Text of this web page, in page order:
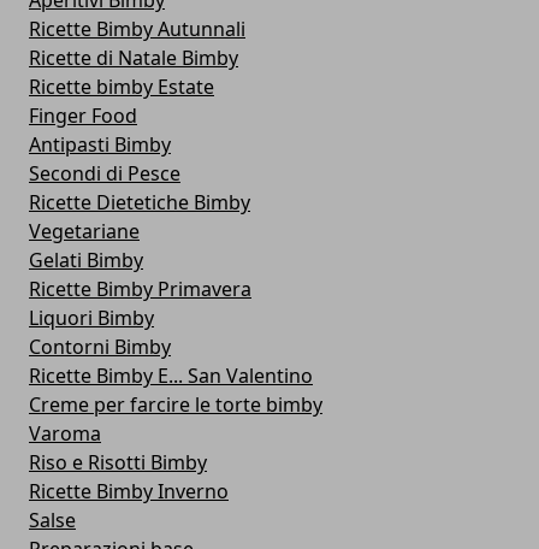
Ricette Bimby Autunnali
Ricette di Natale Bimby
Ricette bimby Estate
Finger Food
Antipasti Bimby
Secondi di Pesce
Ricette Dietetiche Bimby
Vegetariane
Gelati Bimby
Ricette Bimby Primavera
Liquori Bimby
Contorni Bimby
Ricette Bimby E... San Valentino
Creme per farcire le torte bimby
Varoma
Riso e Risotti Bimby
Ricette Bimby Inverno
Salse